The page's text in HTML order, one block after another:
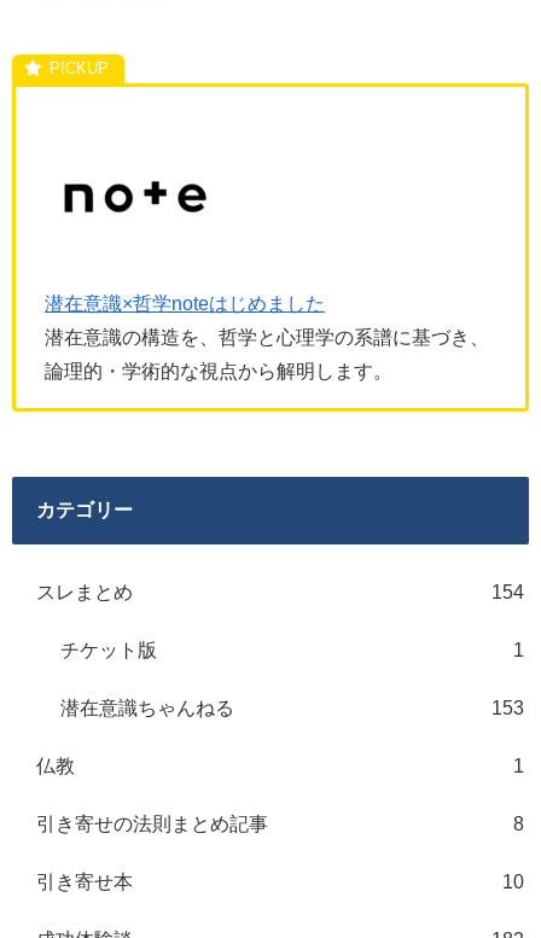
潜在意識×哲学noteはじめました
潜在意識の構造を、哲学と心理学の系譜に基づき、
論理的・学術的な視点から解明します。
カテゴリー
スレまとめ 154
チケット版 1
潜在意識ちゃんねる 153
仏教 1
引き寄せの法則まとめ記事 8
引き寄せ本 10